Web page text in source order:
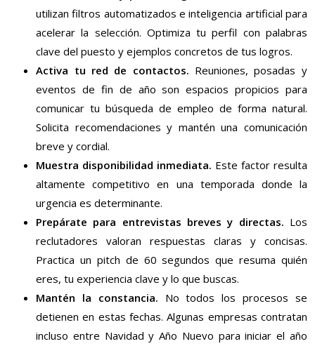
utilizan filtros automatizados e inteligencia artificial para
acelerar la selección. Optimiza tu perfil con palabras
clave del puesto y ejemplos concretos de tus logros.
Activa tu red de contactos. Reuniones, posadas y
eventos de fin de año son espacios propicios para
comunicar tu búsqueda de empleo de forma natural.
Solicita recomendaciones y mantén una comunicación
breve y cordial.
Muestra disponibilidad inmediata. Este factor resulta
altamente competitivo en una temporada donde la
urgencia es determinante.
Prepárate para entrevistas breves y directas. Los
reclutadores valoran respuestas claras y concisas.
Practica un pitch de 60 segundos que resuma quién
eres, tu experiencia clave y lo que buscas.
Mantén la constancia. No todos los procesos se
detienen en estas fechas. Algunas empresas contratan
incluso entre Navidad y Año Nuevo para iniciar el año